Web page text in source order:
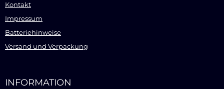
Kontakt
Impressum
Batteriehinweise
Versand und Verpackung
INFORMATION